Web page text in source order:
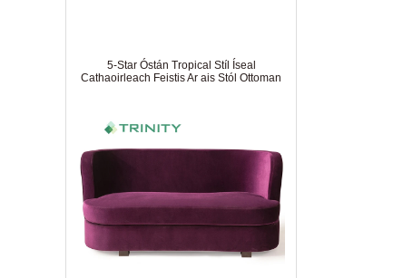
5-Star Óstán Tropical Stíl Íseal
Cathaoirleach Feistis Ar ais Stól Ottoman